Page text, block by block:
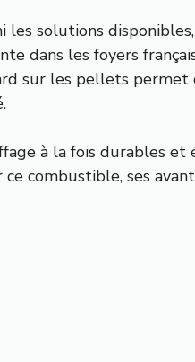
les solutions disponibles,
dans les foyers
sur les pellets permet
à la fois durables et
combustible, ses